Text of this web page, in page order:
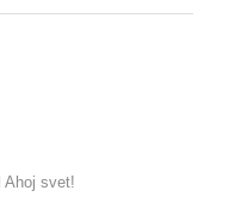
Ahoj svet!